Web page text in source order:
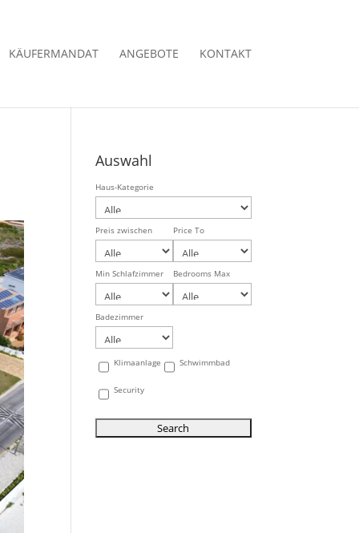
KÄUFERMANDAT ANGEBOTE KONTAKT
Auswahl
Haus-Kategorie
Preis zwischen Price To
Min Schlafzimmer Bedrooms Max
Badezimmer
Klimaanlage Schwimmbad
Security